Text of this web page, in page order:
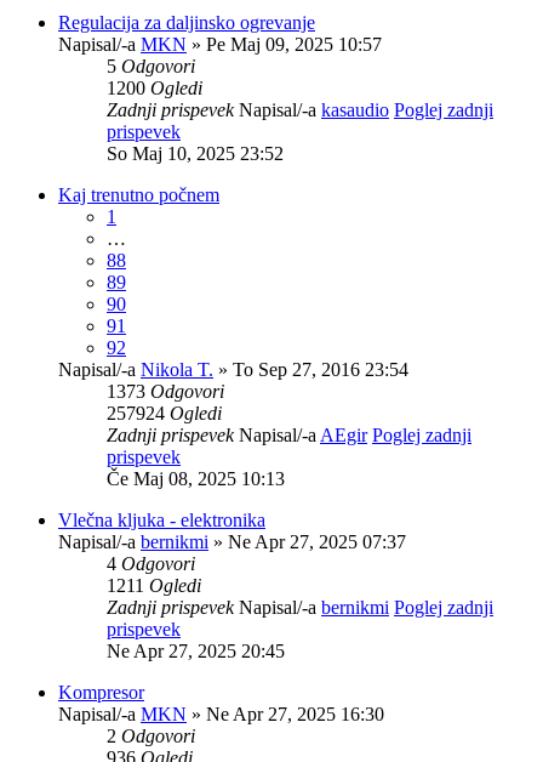
Regulacija za daljinsko ogrevanje
Napisal/-a MKN » Pe Maj 09, 2025 10:57
5 Odgovori
1200 Ogledi
Zadnji prispevekNapisal/-a kasaudio Poglej zadnji
prispevek
So Maj 10, 2025 23:52
Kaj trenutno počnem
1
…
88
89
90
91
92
Napisal/-a Nikola T. » To Sep 27, 2016 23:54
1373 Odgovori
257924 Ogledi
Zadnji prispevekNapisal/-a AEgir Poglej zadnji
prispevek
Če Maj 08, 2025 10:13
Vlečna kljuka - elektronika
Napisal/-a bernikmi » Ne Apr 27, 2025 07:37
4 Odgovori
1211 Ogledi
Zadnji prispevekNapisal/-a bernikmi Poglej zadnji
prispevek
Ne Apr 27, 2025 20:45
Kompresor
Napisal/-a MKN » Ne Apr 27, 2025 16:30
2 Odgovori
936 Ogledi